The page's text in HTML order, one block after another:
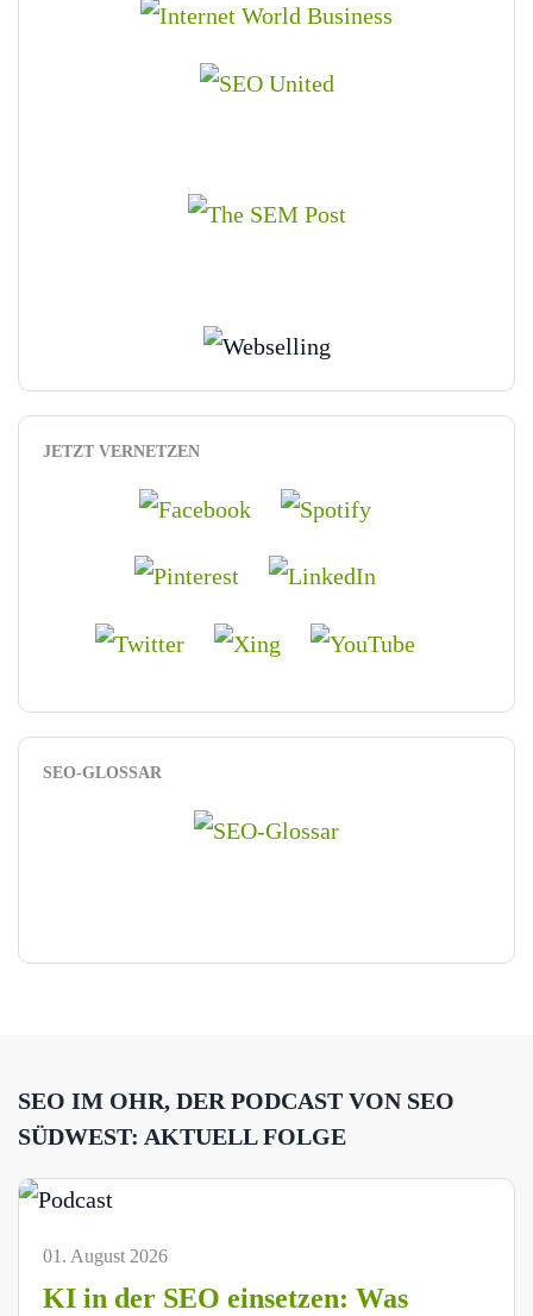
JETZT VERNETZEN
SEO-GLOSSAR
SEO IM OHR, DER PODCAST VON SEO
SÜDWEST: AKTUELL FOLGE
01. August 2026
KI in der SEO einsetzen: Was